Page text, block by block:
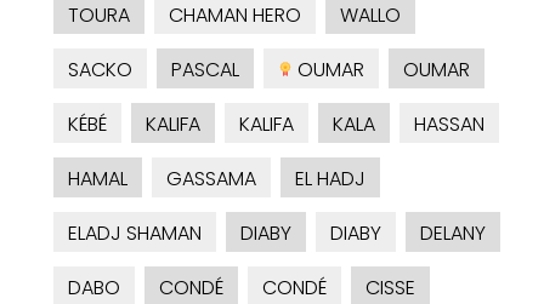
TOURA
CHAMAN HERO
WALLO
SACKO
PASCAL OUMAR
OUMAR
KÉBÉ
KALIFA KALIFA KALA
HASSAN
HAMAL
GASSAMA
EL HADJ
ELADJ SHAMAN
DIABY DIABY
DELANY
DABO
CONDÉ CONDÉ CISSE